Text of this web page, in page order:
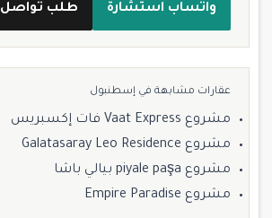
واتساب استشارة طلب تواصل
عقارات مشابهة في إسطنبول
مشروع Vaat Express فات إكسبريس
مشروع Galatasaray Leo Residence
مشروع piyale paşa بيالي باشا
مشروع Empire Paradise